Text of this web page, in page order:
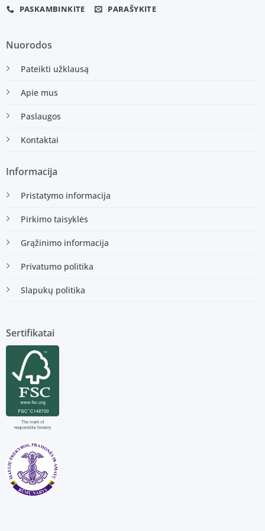
PASKAMBINKITE PARAŠYKITE
Nuorodos
Pateikti užklausą
Apie mus
Paslaugos
Kontaktai
Informacija
Pristatymo informacija
Pirkimo taisyklės
Grąžinimo informacija
Privatumo politika
Slapukų politika
Sertifikatai